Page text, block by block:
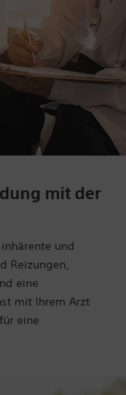
mit der
und
Reizungen,
eine
mit Ihrem Arzt
eine